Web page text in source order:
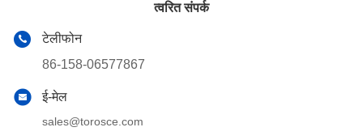
त्वरित संपर्क
टेलीफोन
86-158-06577867
ई-मेल
sales@torosce.com